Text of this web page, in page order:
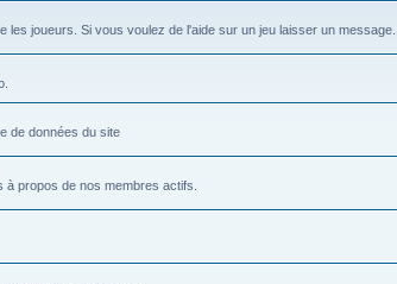
les joueurs. Si vous voulez de l'aide sur un jeu laisser un message...
de données du site
propos de nos membres actifs.